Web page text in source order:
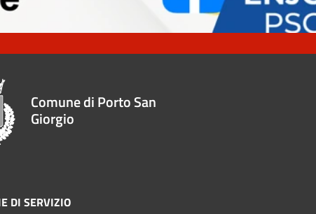
Comune di Porto San
Giorgio
DI SERVIZIO